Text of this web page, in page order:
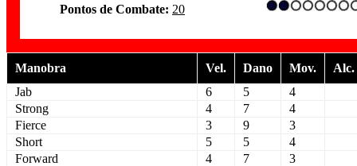
Pontos de Combate: 20
Manobra Vel. Dano Mov. Alc.
Jab
6 5 4
Strong
4 7 4
Fierce
3 9 3
Short
5 5 4
Forward
4 7 3